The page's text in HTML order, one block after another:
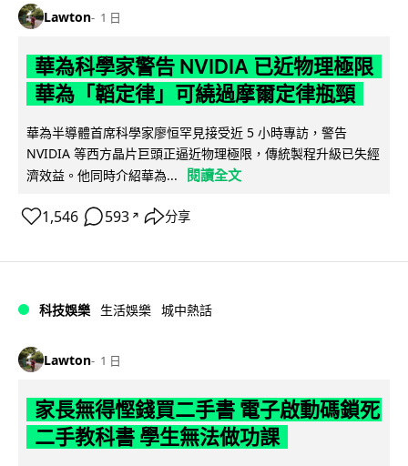
Lawton 1 日
華為科學家警告 NVIDIA 已近物理極限
華為「韜定律」可繞過摩爾定律瓶頸
華為半導體首席科學家廖恒罕見接受近 5 小時專訪，警告
NVIDIA 等西方晶片巨頭正逼近物理極限，傳統製程升級已失經
濟效益。他同時介紹華為...
閱讀全文
1,546 593 ↗ 分享
科技娛樂 生活娛樂 城中熱話
Lawton 1 日
家長無得慳錢買二手書 電子啟動碼鎖死
二手教科書 學生無法做功課